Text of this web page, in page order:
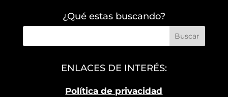
¿Qué estas buscando?
ENLACES DE INTERÉS:
Política de privacidad